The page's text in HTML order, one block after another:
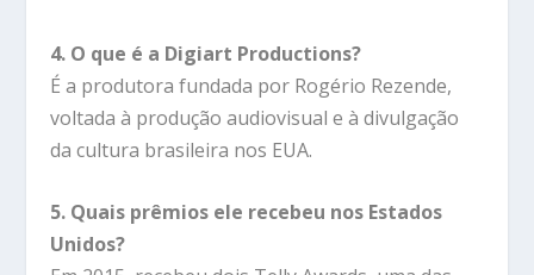
4. O que é a Digiart Productions?
É a produtora fundada por Rogério Rezende,
voltada à produção audiovisual e à divulgação
da cultura brasileira nos EUA.
5. Quais prêmios ele recebeu nos Estados
Unidos?